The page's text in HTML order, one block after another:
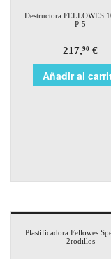
Destructora FELLOWES
P-5
217,90 €
Añadir al
Plastificadora Fellowes
2rodillos